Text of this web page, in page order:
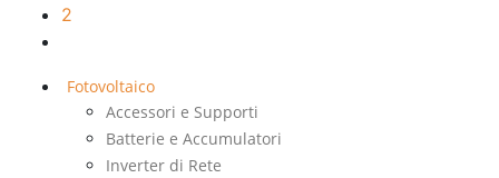
2
Fotovoltaico
Accessori e Supporti
Batterie e Accumulatori
Inverter di Rete